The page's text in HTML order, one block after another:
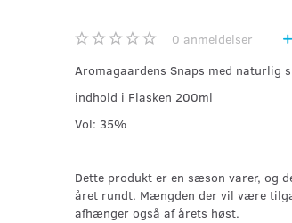
0 anmeldelser
Aromagaardens Snaps med naturlig
indhold i Flasken 200ml
Vol: 35%
Dette produkt er en sæson varer, og
året rundt. Mængden der vil være
afhænger også af årets høst.